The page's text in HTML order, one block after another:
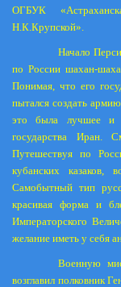
ОГБУК
Н.К.Крупской».
Начало
по России шахан-
Понимая, что его
пытался создать
это была лучшее и
государства Иран.
Путешествуя по
кубанских казаков,
Самобытный тип
красивая форма и
Императорского
желание иметь у себя
Военную
возглавил полковник